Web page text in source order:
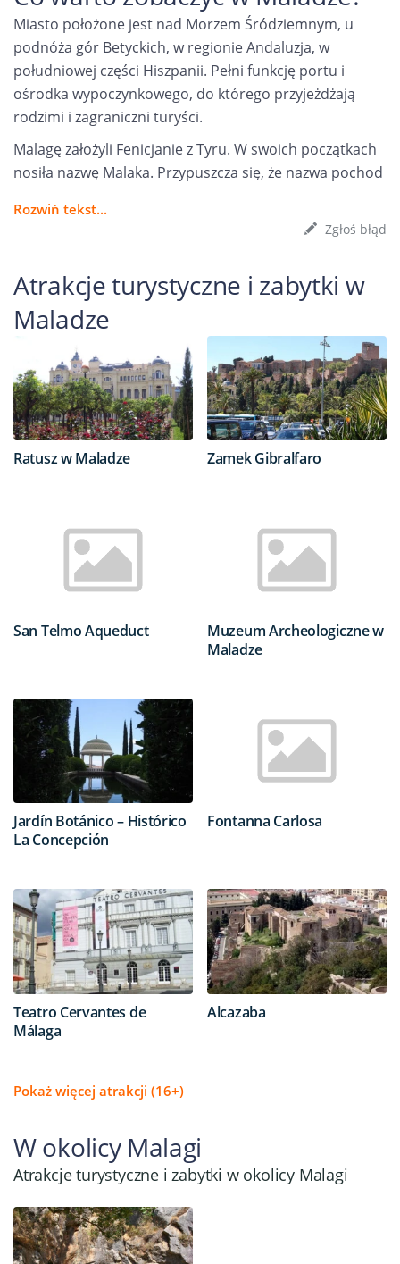
Miasto położone jest nad Morzem Śródziemnym, u
podnóża gór Betyckich, w regionie Andaluzja, w
południowej części Hiszpanii. Pełni funkcję portu i
ośrodka wypoczynkowego, do którego przyjeżdżają
rodzimi i zagraniczni turyści.
Malagę założyli Fenicjanie z Tyru. W swoich początkach
nosiła nazwę Malaka. Przypuszcza się, że nazwa pochod
Rozwiń tekst...
Zgłoś błąd
Atrakcje turystyczne i zabytki w
Maladze
Ratusz w Maladze Zamek Gibralfaro
San Telmo Aqueduct
Muzeum Archeologiczne w
Maladze
Jardín Botánico – Histórico
La Concepción
Fontanna Carlosa
Teatro Cervantes de
Málaga
Alcazaba
Pokaż więcej atrakcji (16+)
W okolicy Malagi
Atrakcje turystyczne i zabytki w okolicy Malagi